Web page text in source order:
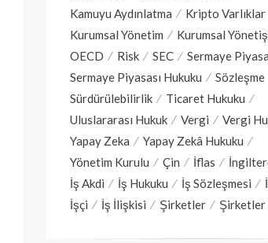
Kamuyu Aydınlatma
Kripto Varlıklar
Kurumsal Yönetim
Kurumsal
OECD
Risk SEC
Sermaye
Sermaye Piyasası Hukuku
Sözleşme
Sürdürülebilirlik
Ticaret Hukuku
Uluslararası Hukuk
Vergi
Vergi
Yapay Zeka
Yapay Zekâ Hukuku
Yönetim Kurulu
Çin İflas
İş Akdi
İş Hukuku İş Sözleşmesi
İşçi
İş İlişkisi Şirketler Şirketler